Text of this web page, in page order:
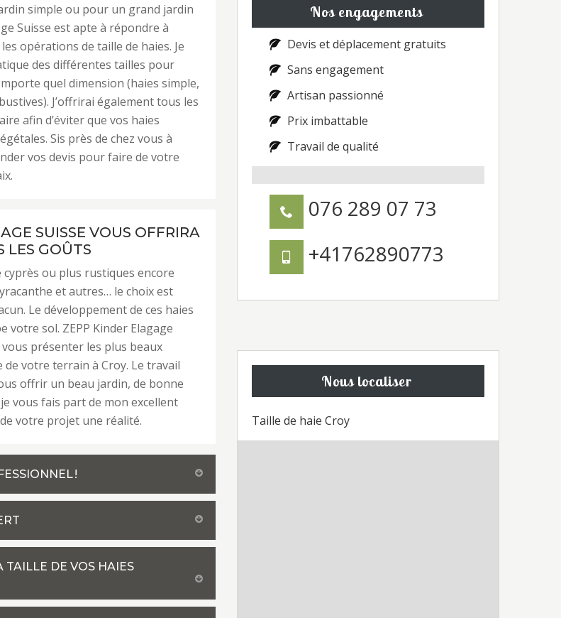
simple ou pour un grand jardin
Suisse est apte à répondre à
opérations de taille de haies. Je
des différentes tailles pour
quel dimension (haies simple,
J’offrirai également tous les
afin d’éviter que vos haies
Sis près de chez vous à
vos devis pour faire de votre
SUISSE VOUS OFFRIRA
LES GOÛTS
ou plus rustiques encore
et autres… le choix est
Le développement de ces haies
sol. ZEPP Kinder Elagage
présenter les plus beaux
de votre terrain à Croy. Le travail
offrir un beau jardin, de bonne
vous fais part de mon excellent
votre projet une réalité.
!
TAILLE DE VOS HAIES
Nos engagements
Devis et déplacement gratuits
Sans engagement
Artisan passionné
Prix imbattable
Travail de qualité
076 289 07 73
+41762890773
Nous localiser
Taille de haie Croy